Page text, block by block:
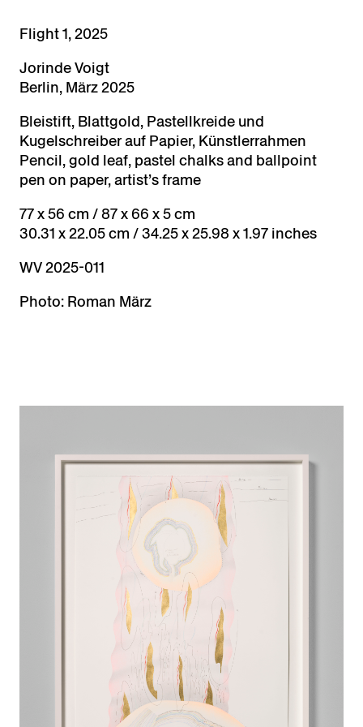
Flight 1, 2025
Jorinde Voigt
Berlin, März 2025
Bleistift, Blattgold, Pastellkreide und
Kugelschreiber auf Papier, Künstlerrahmen
Pencil, gold leaf, pastel chalks and ballpoint
pen on paper, artist’s frame
77 x 56 cm / 87 x 66 x 5 cm
30.31 x 22.05 cm / 34.25 x 25.98 x 1.97 inches
WV 2025-011
Photo: Roman März